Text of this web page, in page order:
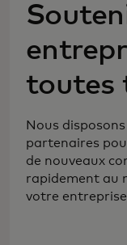
marchés et
modes de
l'évolution
toutes
Nous
partenaires
de nouveaux
rapidement au
votre